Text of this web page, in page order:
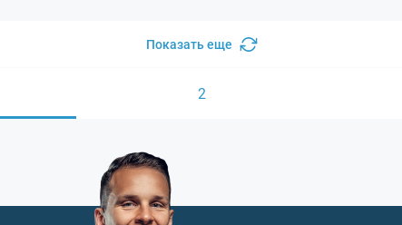
Показать еще
2